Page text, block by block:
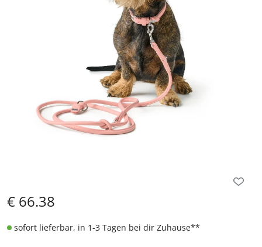
€ 66.38
sofort lieferbar, in 1-3 Tagen bei dir Zuhause**